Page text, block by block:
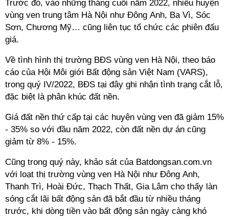
Trước đó, vào những tháng cuối năm 2022, nhiều huyện
vùng ven trung tâm Hà Nội như Đông Anh, Ba Vì, Sóc
Sơn, Chương Mỹ… cũng liên tục tổ chức các phiên đấu
giá.
Về tình hình thị trường BĐS vùng ven Hà Nội, theo báo
cáo của Hội Môi giới Bất động sản Việt Nam (VARS),
trong quý IV/2022, BĐS tại đây ghi nhận tình trạng cắt lỗ,
đặc biệt là phân khúc đất nền.
Giá đất nền thứ cấp tại các huyện vùng ven đã giảm 15%
- 35% so với đầu năm 2022, còn đất nền dự án cũng
giảm từ 8% - 15%.
Cũng trong quý này, khảo sát của Batdongsan.com.vn
với loạt thị trường vùng ven Hà Nội như Đông Anh,
Thanh Trì, Hoài Đức, Thạch Thất, Gia Lâm cho thấy làn
sóng cắt lãi bất động sản đã bắt đầu từ nhiều tháng
trước, khi dòng tiền vào bất động sản ngày càng khó